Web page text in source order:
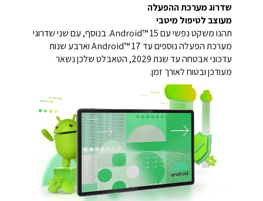
שדרוג מערכת ההפעלה
מעוצב לטיפול מיטבי
תהנו משקט נפשי עם Android™ 15. בנוסף, עם שני שדרוגי
מערכת הפעלה נוספים עד Android™ 17 וארבע שנות
עדכוני אבטחה עד שנת 2029, הטאבלט שלכן נשאר
מעודכן ובטוח לאורך זמן.